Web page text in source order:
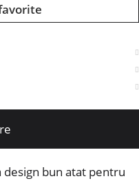
design bun atat pentru